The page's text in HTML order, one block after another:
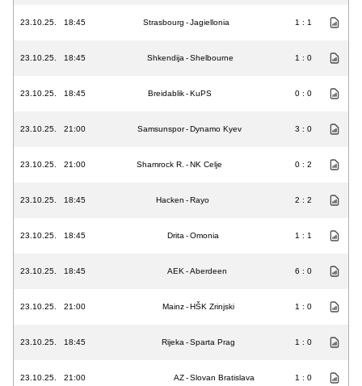
23.10.25. 18:45 Strasbourg -Jagiellonia 1 : 1
23.10.25. 18:45 Shkendija -Shelbourne 1 : 0
23.10.25. 18:45 Breidablik-KuPS 0 : 0
23.10.25. 21:00 Samsunspor-Dynamo Kyev 3 : 0
23.10.25. 21:00 Shamrock R. -NK Celje 0 : 2
23.10.25. 18:45 Hacken -Rayo 2 : 2
23.10.25. 18:45 Drita -Omonia 1 : 1
23.10.25. 18:45 AEK -Aberdeen 6 : 0
23.10.25. 21:00 Mainz-HŠK Zrinjski 1 : 0
23.10.25. 18:45 Rijeka -Sparta Prag 1 : 0
23.10.25. 21:00 AZ-Slovan Bratislava 1 : 0